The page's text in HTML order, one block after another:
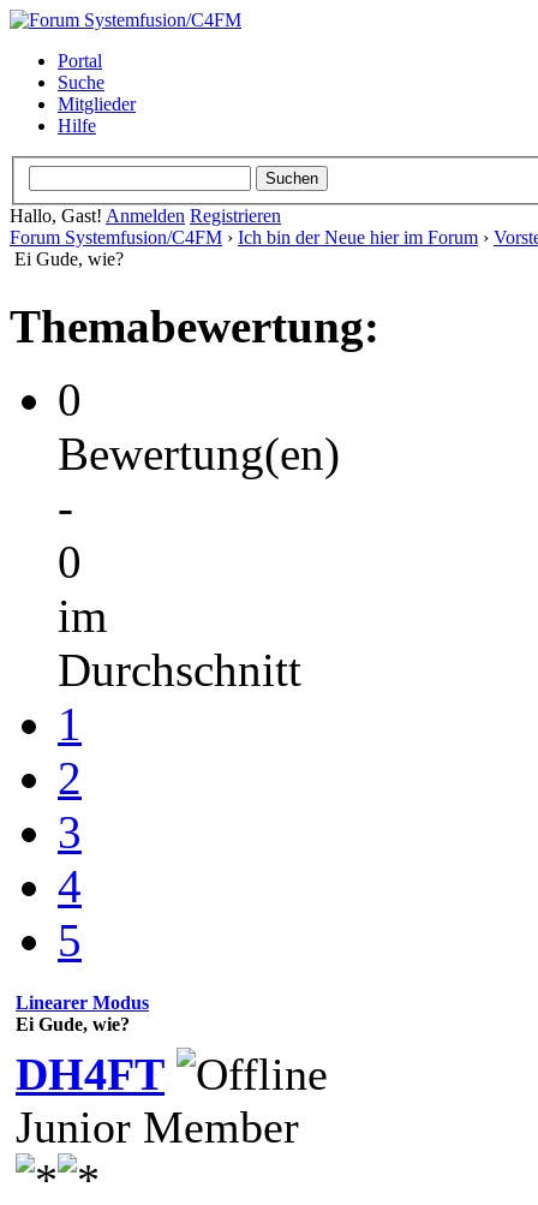
Portal
Suche
Mitglieder
Hilfe
Hallo, Gast! Anmelden Registrieren
Forum Systemfusion/C4FM › Ich bin der Neue hier im Forum ›
Ei Gude, wie?
Themabewertung:
0
Bewertung(en)
-
0
im
Durchschnitt
1
2
3
4
5
Linearer Modus
Ei Gude, wie?
DH4FT
Junior Member